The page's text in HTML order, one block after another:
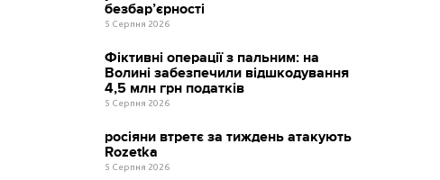
безбар’єрності
5 Серпня 2026
Фіктивні операції з пальним: на
Волині забезпечили відшкодування
4,5 млн грн податків
5 Серпня 2026
росіяни втретє за тиждень атакують
Rozetka
5 Серпня 2026